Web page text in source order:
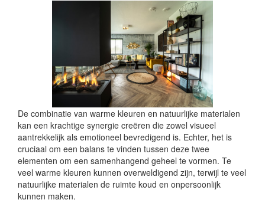
De combinatie van warme kleuren en natuurlijke materialen
kan een krachtige synergie creëren die zowel visueel
aantrekkelijk als emotioneel bevredigend is. Echter, het is
cruciaal om een balans te vinden tussen deze twee
elementen om een samenhangend geheel te vormen. Te
veel warme kleuren kunnen overweldigend zijn, terwijl te veel
natuurlijke materialen de ruimte koud en onpersoonlijk
kunnen maken.